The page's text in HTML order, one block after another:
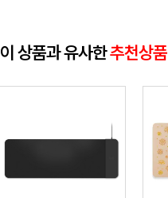
이 상품과 유사한추천상품